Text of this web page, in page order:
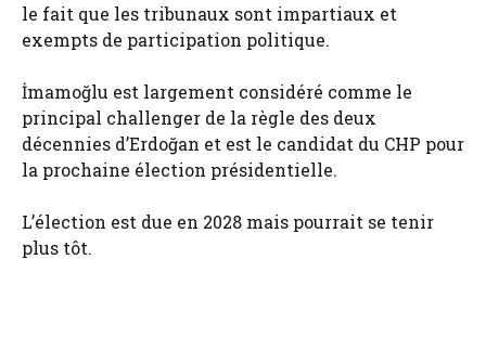
le fait que les tribunaux sont impartiaux et
exempts de participation politique.
İmamoğlu est largement considéré comme le
principal challenger de la règle des deux
décennies d’Erdoğan et est le candidat du CHP pour
la prochaine élection présidentielle.
L’élection est due en 2028 mais pourrait se tenir
plus tôt.